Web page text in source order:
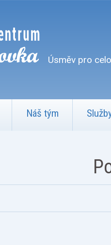
Úsměv pro
Náš tým